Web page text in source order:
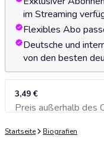
im Streaming
Flexibles Abo
Deutsche und
von den besten
3,49 €
Preis außerhalb des
Zum
Startseite Biografien